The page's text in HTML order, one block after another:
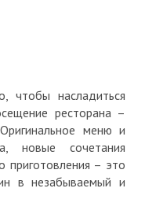
чтобы насладиться
ресторана –
меню и
новые сочетания
приготовления – это
в незабываемый и